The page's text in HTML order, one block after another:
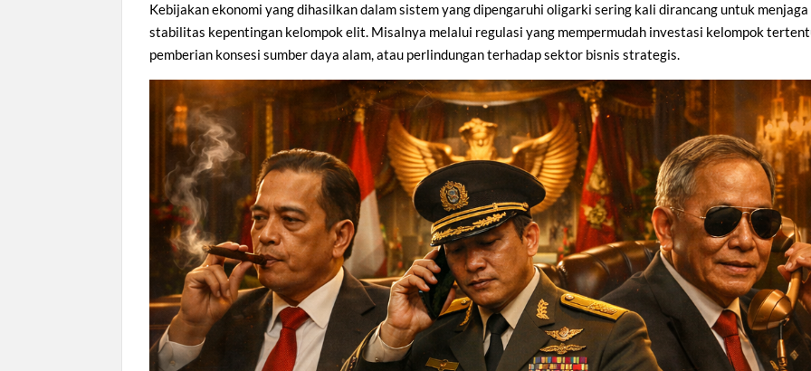
Kebijakan ekonomi yang dihasilkan dalam sistem yang dipengaruhi oligarki sering kali dirancang untuk menjaga
stabilitas kepentingan kelompok elit. Misalnya melalui regulasi yang mempermudah investasi kelompok
pemberian konsesi sumber daya alam, atau perlindungan terhadap sektor bisnis strategis.